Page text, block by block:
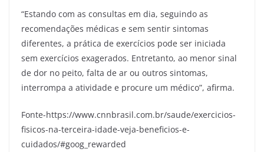
“Estando com as consultas em dia, seguindo as
recomendações médicas e sem sentir sintomas
diferentes, a prática de exercícios pode ser iniciada
sem exercícios exagerados. Entretanto, ao menor sinal
de dor no peito, falta de ar ou outros sintomas,
interrompa a atividade e procure um médico”, afirma.
Fonte-https://www.cnnbrasil.com.br/saude/exercicios-
fisicos-na-terceira-idade-veja-beneficios-e-
cuidados/#goog_rewarded